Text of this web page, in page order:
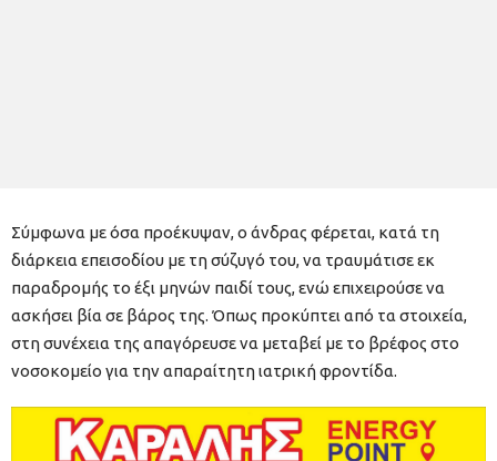
Σύμφωνα με όσα προέκυψαν, ο άνδρας φέρεται, κατά τη
διάρκεια επεισοδίου με τη σύζυγό του, να τραυμάτισε εκ
παραδρομής το έξι μηνών παιδί τους, ενώ επιχειρούσε να
ασκήσει βία σε βάρος της. Όπως προκύπτει από τα στοιχεία,
στη συνέχεια της απαγόρευσε να μεταβεί με το βρέφος στο
νοσοκομείο για την απαραίτητη ιατρική φροντίδα.